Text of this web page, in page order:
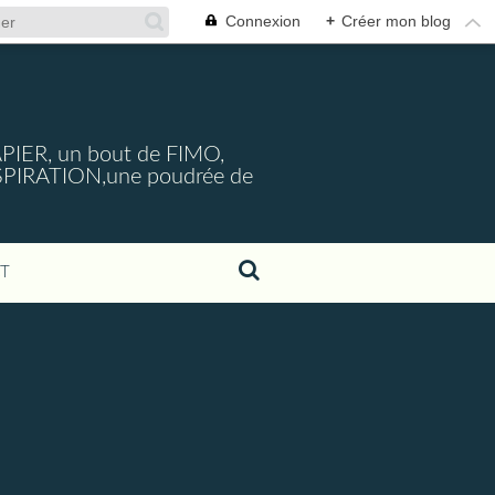
Connexion + Créer mon blog
un bout de FIMO,
poudrée de